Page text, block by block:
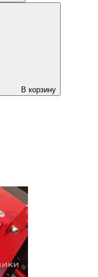
В корзину